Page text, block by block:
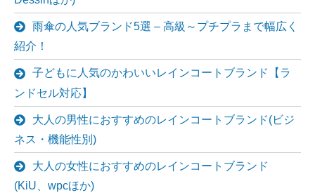
雨傘の人気ブランド5選 – 高級～プチプラまで幅広く
紹介！
子どもに人気のかわいいレインコートブランド【ラ
ンドセル対応】
大人の男性におすすめのレインコートブランド(ビジ
ネス・機能性別)
大人の女性におすすめのレインコートブランド
(KiU、wpcほか)